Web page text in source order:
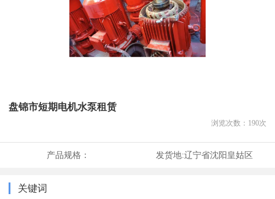
盘锦市短期电机水泵租赁
浏览次数： 190次
产品规格： 发货地:辽宁省沈阳皇姑区
关键词